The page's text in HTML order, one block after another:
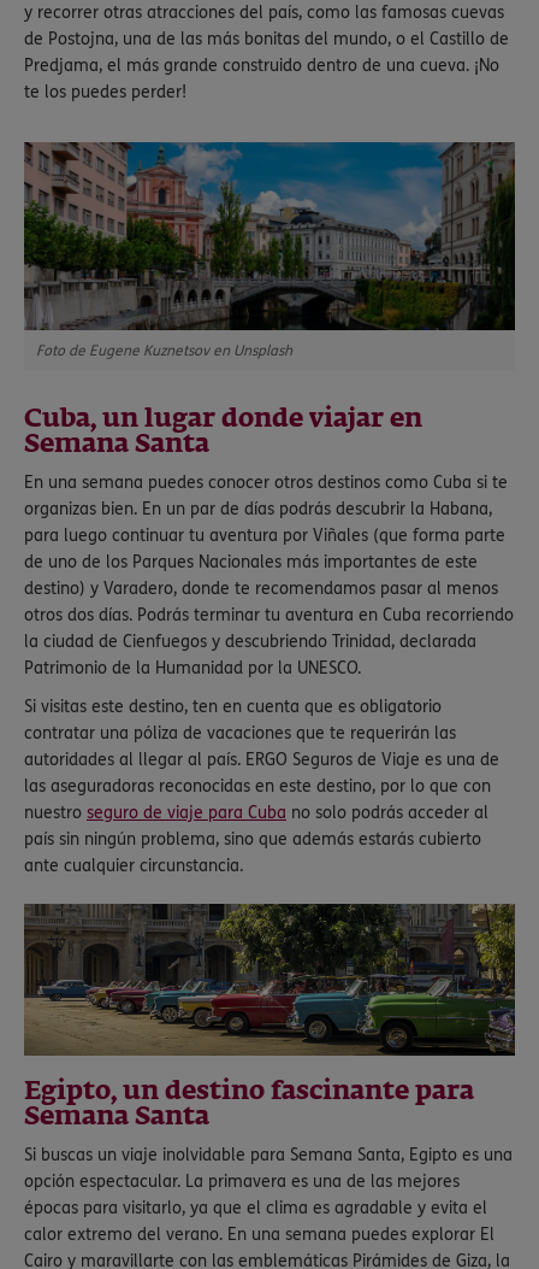
y recorrer otras atracciones del país, como las famosas cuevas
de Postojna, una de las más bonitas del mundo, o el Castillo de
Predjama, el más grande construido dentro de una cueva. ¡No
te los puedes perder!
Foto de Eugene Kuznetsov en Unsplash
Cuba, un lugar donde viajar en
Semana Santa
En una semana puedes conocer otros destinos como Cuba si te
organizas bien. En un par de días podrás descubrir la Habana,
para luego continuar tu aventura por Viñales (que forma parte
de uno de los Parques Nacionales más importantes de este
destino) y Varadero, donde te recomendamos pasar al menos
otros dos días. Podrás terminar tu aventura en Cuba recorriendo
la ciudad de Cienfuegos y descubriendo Trinidad, declarada
Patrimonio de la Humanidad por la UNESCO.
Si visitas este destino, ten en cuenta que es obligatorio
contratar una póliza de vacaciones que te requerirán las
autoridades al llegar al país. ERGO Seguros de Viaje es una de
las aseguradoras reconocidas en este destino, por lo que con
nuestro seguro de viaje para Cuba no solo podrás acceder al
país sin ningún problema, sino que además estarás cubierto
ante cualquier circunstancia.
Egipto, un destino fascinante para
Semana Santa
Si buscas un viaje inolvidable para Semana Santa, Egipto es una
opción espectacular. La primavera es una de las mejores
épocas para visitarlo, ya que el clima es agradable y evita el
calor extremo del verano. En una semana puedes explorar El
Cairo y maravillarte con las emblemáticas Pirámides de Giza, la